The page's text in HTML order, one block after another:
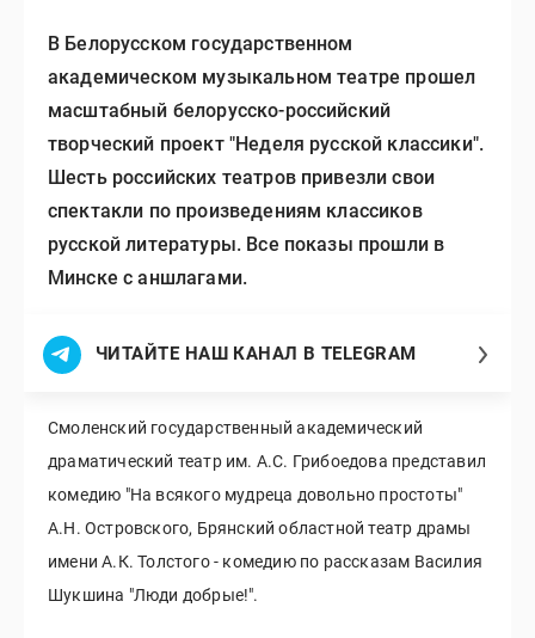
В Белорусском государственном
академическом музыкальном театре прошел
масштабный белорусско-российский
творческий проект "Неделя русской классики".
Шесть российских театров привезли свои
спектакли по произведениям классиков
русской литературы. Все показы прошли в
Минске с аншлагами.
ЧИТАЙТЕ НАШ КАНАЛ В TELEGRAM
Смоленский государственный академический
драматический театр им. А.С. Грибоедова представил
комедию "На всякого мудреца довольно простоты"
А.Н. Островского, Брянский областной театр драмы
имени А.К. Толстого - комедию по рассказам Василия
Шукшина "Люди добрые!".